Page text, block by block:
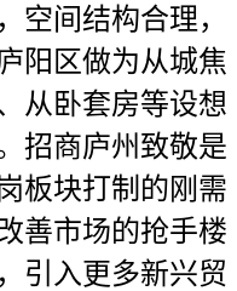
空间结构合理，
阳区做为从城焦
从卧套房等设想
招商庐州致敬是
板块打制的刚需
善市场的抢手楼
引入更多新兴贸